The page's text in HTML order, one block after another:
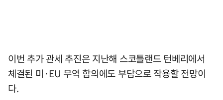
이번 추가 관세 추진은 지난해 스코틀랜드 턴베리에서
체결된 미·EU 무역 합의에도 부담으로 작용할 전망이
다.